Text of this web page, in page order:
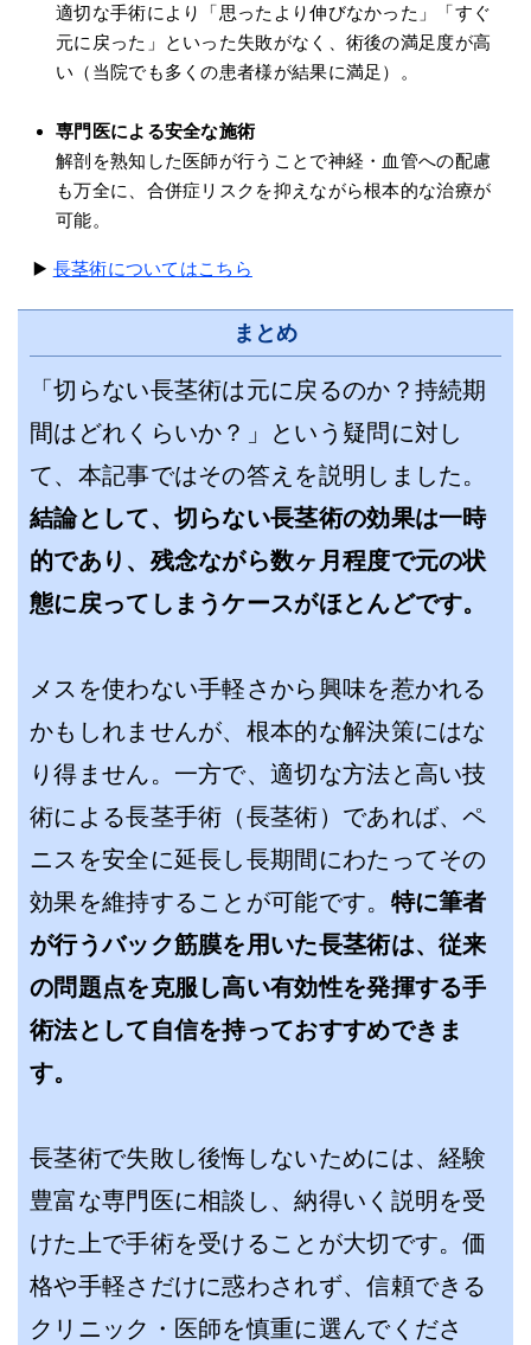
適切な手術により「思ったより伸びなかった」「すぐ
元に戻った」といった失敗がなく、術後の満足度が高
い（当院でも多くの患者様が結果に満足）。
専門医による安全な施術
解剖を熟知した医師が行うことで神経・血管への配慮
も万全に、合併症リスクを抑えながら根本的な治療が
可能。
▶️ 長茎術についてはこちら
まとめ
「切らない長茎術は元に戻るのか？持続期
間はどれくらいか？」という疑問に対し
て、本記事ではその答えを説明しました。
結論として、切らない長茎術の効果は一時
的であり、残念ながら数ヶ月程度で元の状
態に戻ってしまうケースがほとんどです。
メスを使わない手軽さから興味を惹かれる
かもしれませんが、根本的な解決策にはな
り得ません。一方で、適切な方法と高い技
術による長茎手術（長茎術）であれば、ペ
ニスを安全に延長し長期間にわたってその
効果を維持することが可能です。 特に筆者
が行うバック筋膜を用いた長茎術は、従来
の問題点を克服し高い有効性を発揮する手
術法として自信を持っておすすめできま
す。
長茎術で失敗し後悔しないためには、経験
豊富な専門医に相談し、納得いく説明を受
けた上で手術を受けることが大切です。価
格や手軽さだけに惑わされず、信頼できる
クリニック・医師を慎重に選んでくださ